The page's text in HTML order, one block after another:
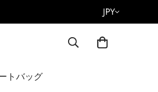
JPY
トバッグ